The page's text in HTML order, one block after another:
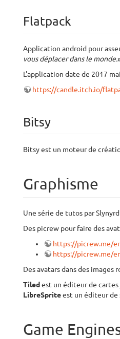
Flatpack
Application android pour
vous déplacer dans le monde.
L'application date de 2017
https://candle.itch.io/
Bitsy
Bitsy est un moteur de
Graphisme
Une série de tutos par
Des picrew pour faire des
https://picrew.me/
https://picrew.me/
Des avatars dans des images
Tiled est un éditeur de cartes
LibreSpriteest un éditeur de
Game